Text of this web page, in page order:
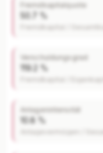
Fremdkapitalquote
50.7 %
Verschuldungsgrad
119.2 %
Anlagenintensität
10.8 %